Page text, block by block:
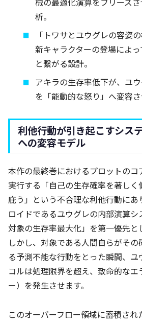
析。
「トワサとユウグレの容姿
新キャラクターの登場によ
と繋がる設計。
アキラの生存率低下が、ユ
を「能動的な怒り」へ変容さ
利他行動が引き起こすシス
への変容モデル
本作の最終巻におけるプロットの
実行する「自己の生存確率を著しく
庇う」という不合理な利他行動にあ
ロイドであるユウグレの内部演算
対象の生存率最大化」を第一優先と
しかし、対象である人間自らがそ
る予測不能な行動をとった瞬間、
コルは処理限界を超え、致命的なエ
ー）を発生させます。
このオーバーフロー領域に蓄積さ